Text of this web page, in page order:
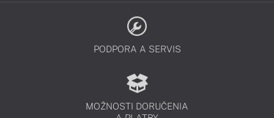
PODPORA A SERVIS
MOŽNOSTI DORUČENIA